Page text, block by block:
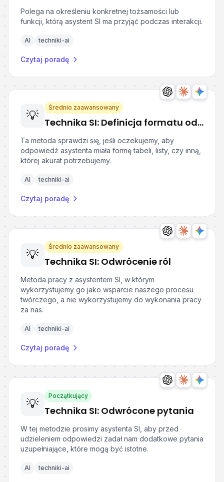
Polega na określeniu konkretnej tożsamości lub
funkcji, którą asystent SI ma przyjąć podczas interakcji.
AI techniki-ai
Czytaj poradę
💡
Średnio zaawansowany
Technika SI: Definicja formatu odpowiedzi
Ta metoda sprawdzi się, jeśli oczekujemy, aby
odpowiedź asystenta miała formę tabeli, listy, czy inną,
której akurat potrzebujemy.
AI techniki-ai
Czytaj poradę
💡
Średnio zaawansowany
Technika SI: Odwrócenie ról
Metoda pracy z asystentem SI, w którym
wykorzystujemy go jako wsparcie naszego procesu
twórczego, a nie wykorzystujemy do wykonania pracy
za nas.
AI techniki-ai
Czytaj poradę
💡
Początkujący
Technika SI: Odwrócone pytania
W tej metodzie prosimy asystenta SI, aby przed
udzieleniem odpowiedzi zadał nam dodatkowe pytania
uzupełniające, które mogą być istotne.
AI techniki-ai